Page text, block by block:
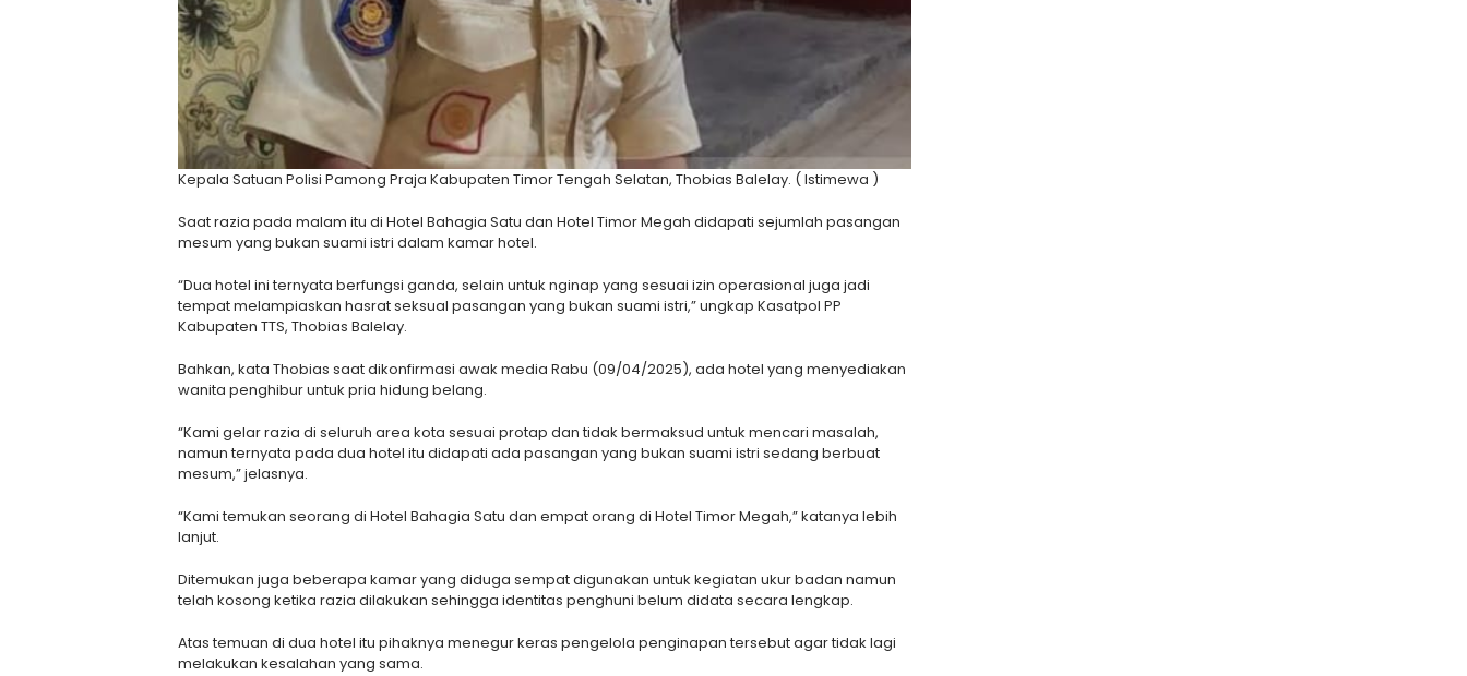
Kepala Satuan Polisi Pamong Praja Kabupaten Timor Tengah Selatan, Thobias Balelay. ( Istimewa )
Saat razia pada malam itu di Hotel Bahagia Satu dan Hotel Timor Megah didapati sejumlah pasangan
mesum yang bukan suami istri dalam kamar hotel.
“Dua hotel ini ternyata berfungsi ganda, selain untuk nginap yang sesuai izin operasional juga jadi
tempat melampiaskan hasrat seksual pasangan yang bukan suami istri,” ungkap Kasatpol PP
Kabupaten TTS, Thobias Balelay.
Bahkan, kata Thobias saat dikonfirmasi awak media Rabu (09/04/2025), ada hotel yang menyediakan
wanita penghibur untuk pria hidung belang.
“Kami gelar razia di seluruh area kota sesuai protap dan tidak bermaksud untuk mencari masalah,
namun ternyata pada dua hotel itu didapati ada pasangan yang bukan suami istri sedang berbuat
mesum,” jelasnya.
“Kami temukan seorang di Hotel Bahagia Satu dan empat orang di Hotel Timor Megah,” katanya lebih
lanjut.
Ditemukan juga beberapa kamar yang diduga sempat digunakan untuk kegiatan ukur badan namun
telah kosong ketika razia dilakukan sehingga identitas penghuni belum didata secara lengkap.
Atas temuan di dua hotel itu pihaknya menegur keras pengelola penginapan tersebut agar tidak lagi
melakukan kesalahan yang sama.